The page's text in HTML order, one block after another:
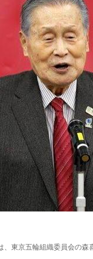
東京五輪組織委員会の森